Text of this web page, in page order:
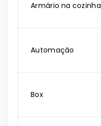
Armário na cozinha
Automação
Box